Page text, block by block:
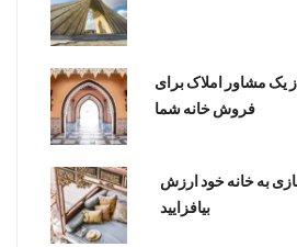
یک مشاور املاک برای
فروش خانه شما
به خانه خود ارزش
بیافزایید